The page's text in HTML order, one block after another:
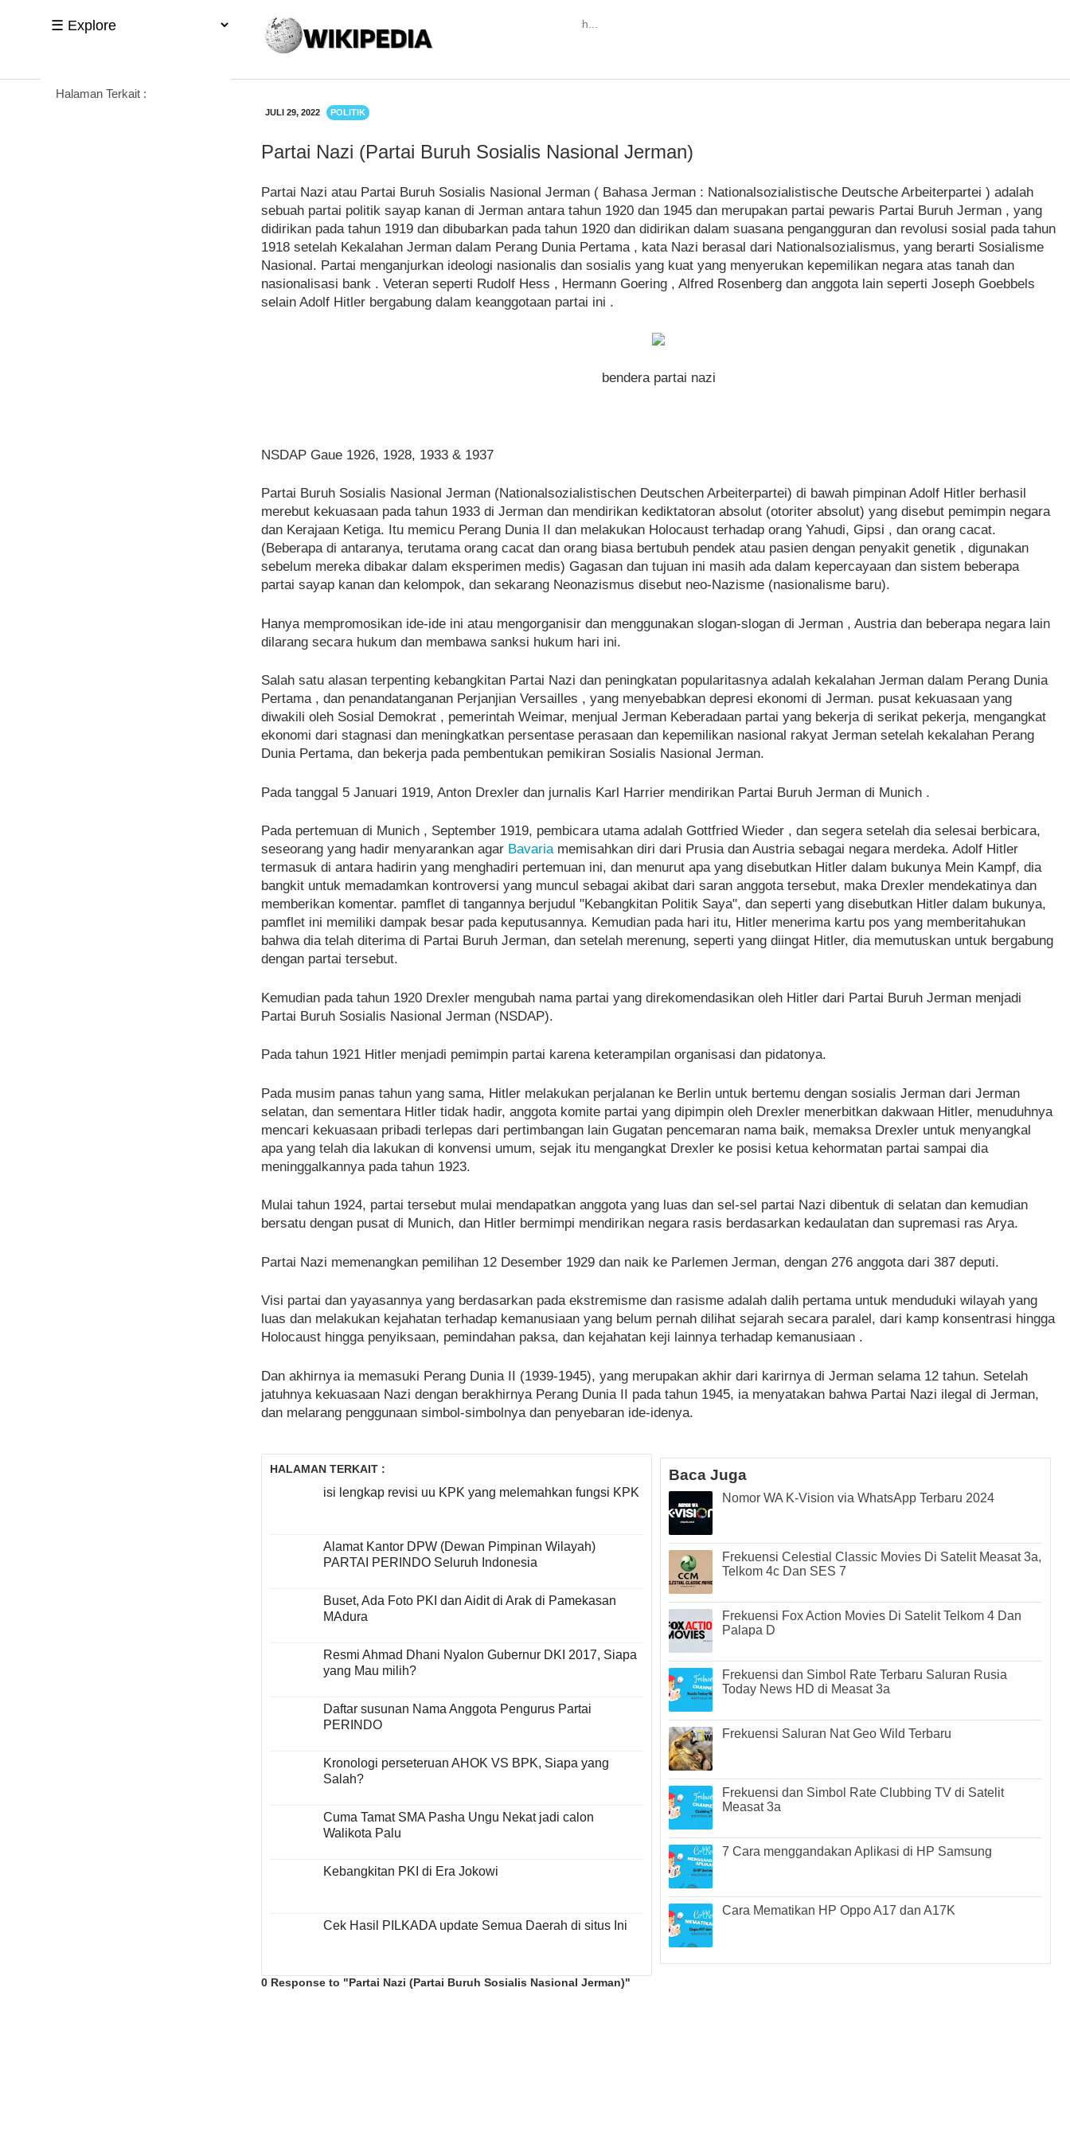
Halaman Terkait :
JULI 29, 2022 POLITIK
Partai Nazi (Partai Buruh Sosialis Nasional Jerman)
Partai Nazi atau Partai Buruh Sosialis Nasional Jerman ( Bahasa Jerman : Nationalsozialistische Deutsche Arbeiterpartei ) adalah
sebuah partai politik sayap kanan di Jerman antara tahun 1920 dan 1945 dan merupakan partai pewaris Partai Buruh Jerman , yang
didirikan pada tahun 1919 dan dibubarkan pada tahun 1920 dan didirikan dalam suasana pengangguran dan revolusi sosial pada tahun
1918 setelah Kekalahan Jerman dalam Perang Dunia Pertama , kata Nazi berasal dari Nationalsozialismus, yang berarti Sosialisme
Nasional. Partai menganjurkan ideologi nasionalis dan sosialis yang kuat yang menyerukan kepemilikan negara atas tanah dan
nasionalisasi bank . Veteran seperti Rudolf Hess , Hermann Goering , Alfred Rosenberg dan anggota lain seperti Joseph Goebbels
selain Adolf Hitler bergabung dalam keanggotaan partai ini .
bendera partai nazi
NSDAP Gaue 1926, 1928, 1933 & 1937
Partai Buruh Sosialis Nasional Jerman (Nationalsozialistischen Deutschen Arbeiterpartei) di bawah pimpinan Adolf Hitler berhasil
merebut kekuasaan pada tahun 1933 di Jerman dan mendirikan kediktatoran absolut (otoriter absolut) yang disebut pemimpin negara
dan Kerajaan Ketiga. Itu memicu Perang Dunia II dan melakukan Holocaust terhadap orang Yahudi, Gipsi , dan orang cacat.
(Beberapa di antaranya, terutama orang cacat dan orang biasa bertubuh pendek atau pasien dengan penyakit genetik , digunakan
sebelum mereka dibakar dalam eksperimen medis) Gagasan dan tujuan ini masih ada dalam kepercayaan dan sistem beberapa
partai sayap kanan dan kelompok, dan sekarang Neonazismus disebut neo-Nazisme (nasionalisme baru).
Hanya mempromosikan ide-ide ini atau mengorganisir dan menggunakan slogan-slogan di Jerman , Austria dan beberapa negara lain
dilarang secara hukum dan membawa sanksi hukum hari ini.
Salah satu alasan terpenting kebangkitan Partai Nazi dan peningkatan popularitasnya adalah kekalahan Jerman dalam Perang Dunia
Pertama , dan penandatanganan Perjanjian Versailles , yang menyebabkan depresi ekonomi di Jerman. pusat kekuasaan yang
diwakili oleh Sosial Demokrat , pemerintah Weimar, menjual Jerman Keberadaan partai yang bekerja di serikat pekerja, mengangkat
ekonomi dari stagnasi dan meningkatkan persentase perasaan dan kepemilikan nasional rakyat Jerman setelah kekalahan Perang
Dunia Pertama, dan bekerja pada pembentukan pemikiran Sosialis Nasional Jerman.
Pada tanggal 5 Januari 1919, Anton Drexler dan jurnalis Karl Harrier mendirikan Partai Buruh Jerman di Munich .
Pada pertemuan di Munich , September 1919, pembicara utama adalah Gottfried Wieder , dan segera setelah dia selesai berbicara,
seseorang yang hadir menyarankan agar Bavariamemisahkan diri dari Prusia dan Austria sebagai negara merdeka. Adolf Hitler
termasuk di antara hadirin yang menghadiri pertemuan ini, dan menurut apa yang disebutkan Hitler dalam bukunya Mein Kampf, dia
bangkit untuk memadamkan kontroversi yang muncul sebagai akibat dari saran anggota tersebut, maka Drexler mendekatinya dan
memberikan komentar. pamflet di tangannya berjudul "Kebangkitan Politik Saya", dan seperti yang disebutkan Hitler dalam bukunya,
pamflet ini memiliki dampak besar pada keputusannya. Kemudian pada hari itu, Hitler menerima kartu pos yang memberitahukan
bahwa dia telah diterima di Partai Buruh Jerman, dan setelah merenung, seperti yang diingat Hitler, dia memutuskan untuk bergabung
dengan partai tersebut.
Kemudian pada tahun 1920 Drexler mengubah nama partai yang direkomendasikan oleh Hitler dari Partai Buruh Jerman menjadi
Partai Buruh Sosialis Nasional Jerman (NSDAP).
Pada tahun 1921 Hitler menjadi pemimpin partai karena keterampilan organisasi dan pidatonya.
Pada musim panas tahun yang sama, Hitler melakukan perjalanan ke Berlin untuk bertemu dengan sosialis Jerman dari Jerman
selatan, dan sementara Hitler tidak hadir, anggota komite partai yang dipimpin oleh Drexler menerbitkan dakwaan Hitler, menuduhnya
mencari kekuasaan pribadi terlepas dari pertimbangan lain Gugatan pencemaran nama baik, memaksa Drexler untuk menyangkal
apa yang telah dia lakukan di konvensi umum, sejak itu mengangkat Drexler ke posisi ketua kehormatan partai sampai dia
meninggalkannya pada tahun 1923.
Mulai tahun 1924, partai tersebut mulai mendapatkan anggota yang luas dan sel-sel partai Nazi dibentuk di selatan dan kemudian
bersatu dengan pusat di Munich, dan Hitler bermimpi mendirikan negara rasis berdasarkan kedaulatan dan supremasi ras Arya.
Partai Nazi memenangkan pemilihan 12 Desember 1929 dan naik ke Parlemen Jerman, dengan 276 anggota dari 387 deputi.
Visi partai dan yayasannya yang berdasarkan pada ekstremisme dan rasisme adalah dalih pertama untuk menduduki wilayah yang
luas dan melakukan kejahatan terhadap kemanusiaan yang belum pernah dilihat sejarah secara paralel, dari kamp konsentrasi hingga
Holocaust hingga penyiksaan, pemindahan paksa, dan kejahatan keji lainnya terhadap kemanusiaan .
Dan akhirnya ia memasuki Perang Dunia II (1939-1945), yang merupakan akhir dari karirnya di Jerman selama 12 tahun. Setelah
jatuhnya kekuasaan Nazi dengan berakhirnya Perang Dunia II pada tahun 1945, ia menyatakan bahwa Partai Nazi ilegal di Jerman,
dan melarang penggunaan simbol-simbolnya dan penyebaran ide-idenya.
HALAMAN TERKAIT :
isi lengkap revisi uu KPK yang melemahkan fungsi KPK
Alamat Kantor DPW (Dewan Pimpinan Wilayah)
PARTAI PERINDO Seluruh Indonesia
Buset, Ada Foto PKI dan Aidit di Arak di Pamekasan
MAdura
Resmi Ahmad Dhani Nyalon Gubernur DKI 2017, Siapa
yang Mau milih?
Daftar susunan Nama Anggota Pengurus Partai
PERINDO
Kronologi perseteruan AHOK VS BPK, Siapa yang
Salah?
Cuma Tamat SMA Pasha Ungu Nekat jadi calon
Walikota Palu
Kebangkitan PKI di Era Jokowi
Cek Hasil PILKADA update Semua Daerah di situs Ini
Baca Juga
Nomor WA K-Vision via WhatsApp Terbaru 2024
Frekuensi Celestial Classic Movies Di Satelit Measat 3a,
Telkom 4c Dan SES 7
Frekuensi Fox Action Movies Di Satelit Telkom 4 Dan
Palapa D
Frekuensi dan Simbol Rate Terbaru Saluran Rusia
Today News HD di Measat 3a
Frekuensi Saluran Nat Geo Wild Terbaru
Frekuensi dan Simbol Rate Clubbing TV di Satelit
Measat 3a
7 Cara menggandakan Aplikasi di HP Samsung
Cara Mematikan HP Oppo A17 dan A17K
0 Response to "Partai Nazi (Partai Buruh Sosialis Nasional Jerman)"